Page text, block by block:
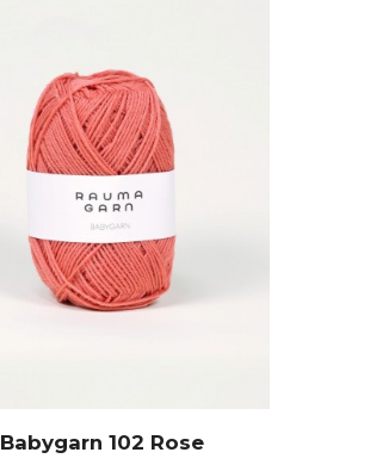
Babygarn 102 Rose